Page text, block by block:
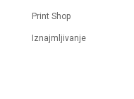
Print Shop
Iznajmljivanje